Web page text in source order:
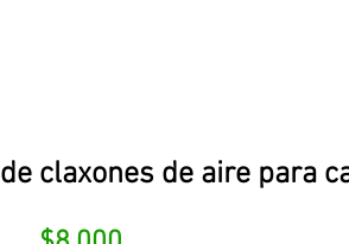
claxones de aire para